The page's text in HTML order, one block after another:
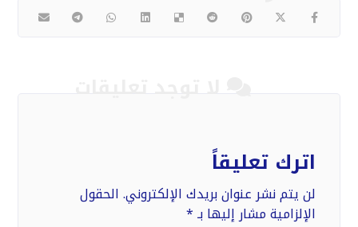
اترك تعليقاً
لن يتم نشر عنوان بريدك الإلكتروني.الحقول
الإلزامية مشار إليها بـ*